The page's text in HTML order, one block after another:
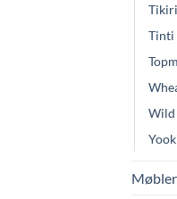
Tikiri
Tinti
Wild
Møbler